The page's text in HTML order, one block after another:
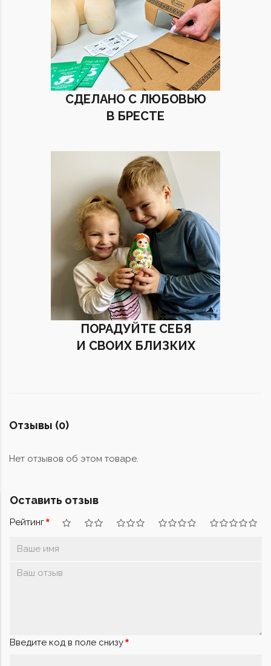
СДЕЛАНО С ЛЮБОВЬЮ
В БРЕСТЕ
ПОРАДУЙТЕ СЕБЯ
И СВОИХ БЛИЗКИХ
Отзывы (0)
Нет отзывов об этом товаре.
Оставить отзыв
Рейтинг
Введите код в поле снизу